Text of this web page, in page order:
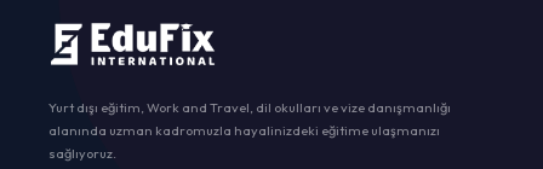
Yurt dışı eğitim, Work and Travel, dil okulları ve vize danışmanlığı
alanında uzman kadromuzla hayalinizdeki eğitime ulaşmanızı
sağlıyoruz.